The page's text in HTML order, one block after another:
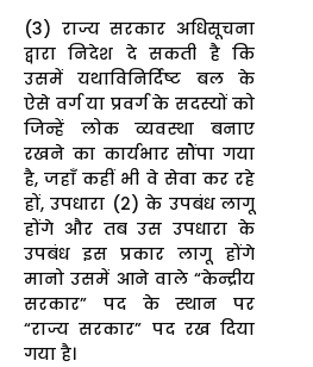
(3) राज्य सरकार अधिसूचना
द्वारा निदेश दे सकती है कि
उसमें यथाविनिर्दिष्ट बल के
ऐसे वर्ग या प्रवर्ग के सदस्यों को
जिन्हें लोक व्यवस्था बनाए
रखने का कार्यभार सौंपा गया
है, जहाँ कहीं भी वे सेवा कर रहे
हों, उपधारा (2) के उपबंध लागू
होंगे और तब उस उपधारा के
उपबंध इस प्रकार लागू होंगे
मानो उसमें आने वाले “केन्द्रीय
सरकार” पद के स्थान पर
“राज्य सरकार” पद रख दिया
गया है।